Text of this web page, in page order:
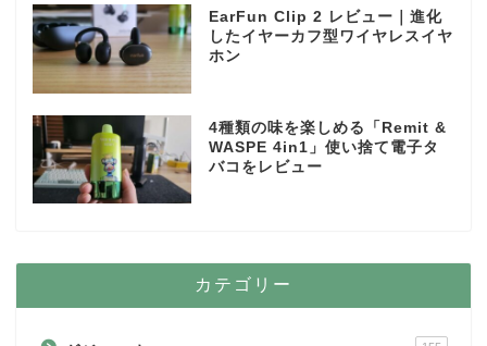
EarFun Clip 2 レビュー｜進化
したイヤーカフ型ワイヤレスイヤ
ホン
4種類の味を楽しめる「Remit &
WASPE 4in1」使い捨て電子タ
バコをレビュー
カテゴリー